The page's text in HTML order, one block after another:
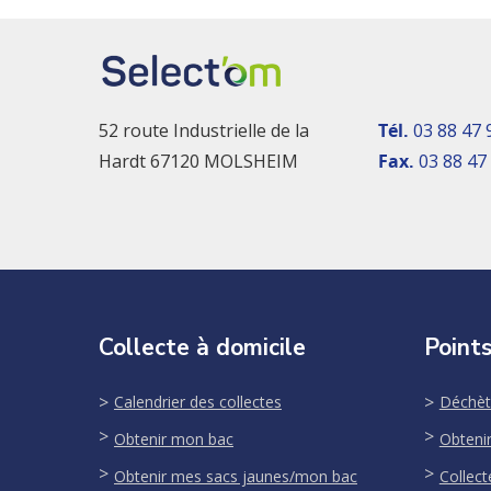
52 route Industrielle de la
Hardt 67120 MOLSHEIM
Tél. 03 88 47
Fax. 03 88
Collecte à domicile
Calendrier des collectes
Obtenir mon bac
Obtenir mes sacs jaunes/mon bac